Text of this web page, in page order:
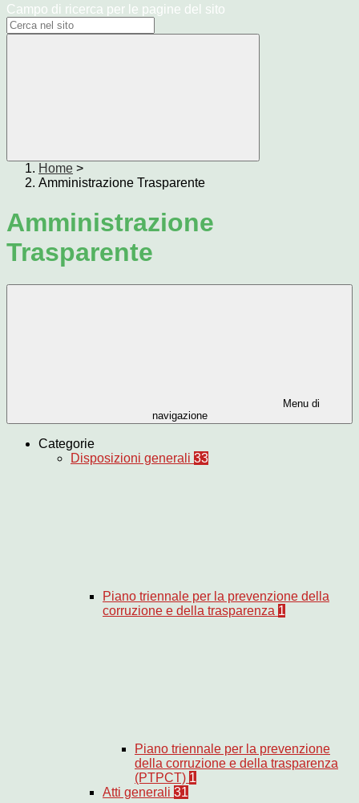
Campo di ricerca per le pagine del sito
Home >
Amministrazione Trasparente
Amministrazione
Trasparente
Menu di
navigazione
Categorie
Disposizioni generali 33
Piano triennale per la prevenzione della
corruzione e della trasparenza 1
Piano triennale per la prevenzione
della corruzione e della trasparenza
(PTPCT) 1
Atti generali 31